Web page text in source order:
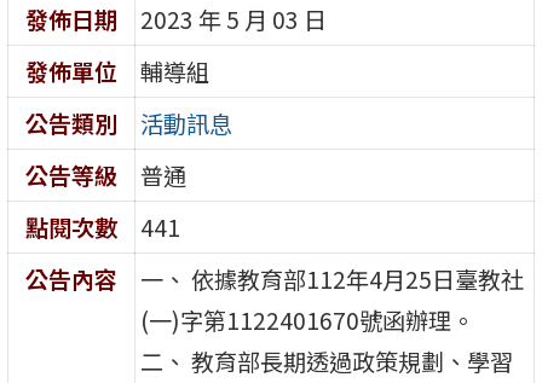
發佈日期
2023 年 5 月 03 日
發佈單位
輔導組
公告類別
活動訊息
公告等級
普通
點閱次數
441
公告內容
一、 依據教育部112年4月25日臺教社
(一)字第1122401670號函辦理。
二、 教育部長期透過政策規劃、學習